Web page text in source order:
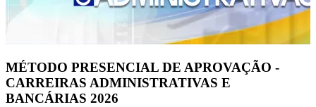
MÉTODO PRESENCIAL DE APROVAÇÃO -
CARREIRAS ADMINISTRATIVAS E
BANCÁRIAS 2026